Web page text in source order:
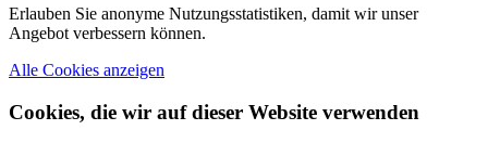
Erlauben Sie anonyme Nutzungsstatistiken, damit wir unser
Angebot verbessern können.
Alle Cookies anzeigen
Cookies, die wir auf dieser Website verwenden